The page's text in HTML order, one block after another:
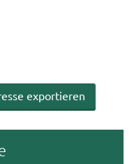
ex­por­tie­ren